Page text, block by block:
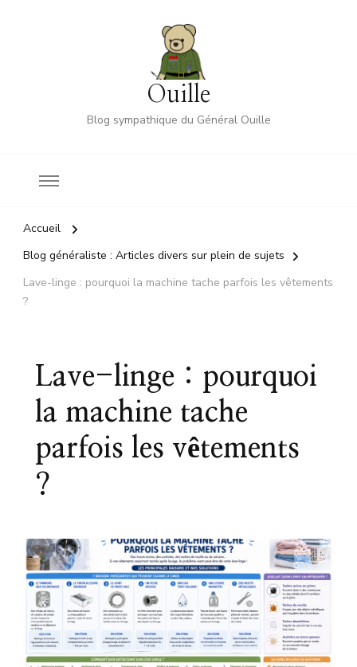
Ouille
Blog sympathique du Général Ouille
Accueil
Blog généraliste : Articles divers sur plein de sujets
Lave-linge : pourquoi la machine tache parfois les vêtements
?
Lave-linge : pourquoi
la machine tache
parfois les vêtements
?